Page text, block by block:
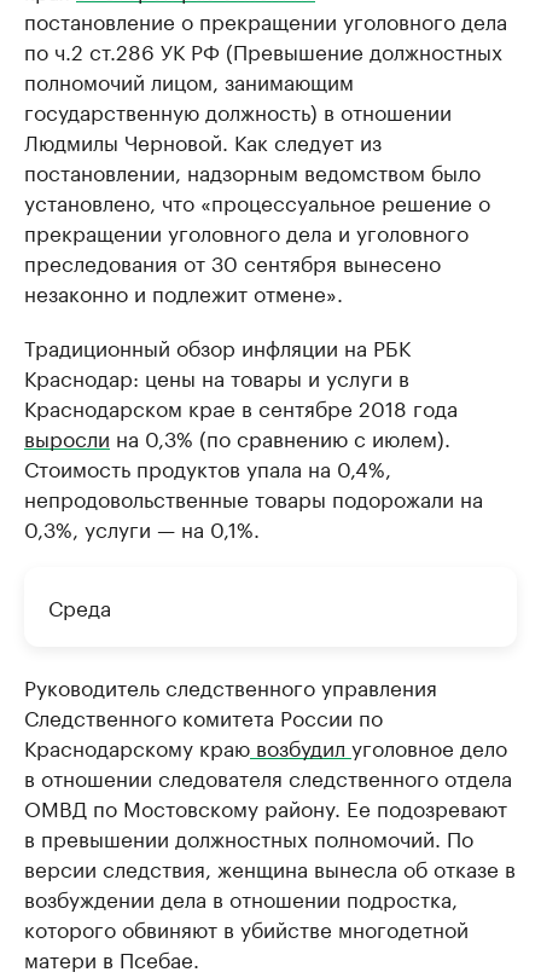
постановление о прекращении уголовного дела
по ч.2 ст.286 УК РФ (Превышение должностных
полномочий лицом, занимающим
государственную должность) в отношении
Людмилы Черновой. Как следует из
постановлении, надзорным ведомством было
установлено, что «процессуальное решение о
прекращении уголовного дела и уголовного
преследования от 30 сентября вынесено
незаконно и подлежит отмене».
Традиционный обзор инфляции на РБК
Краснодар: цены на товары и услуги в
Краснодарском крае в сентябре 2018 года
выросли на 0,3% (по сравнению с июлем).
Стоимость продуктов упала на 0,4%,
непродовольственные товары подорожали на
0,3%, услуги — на 0,1%.
Среда
Руководитель следственного управления
Следственного комитета России по
Краснодарскому краю возбудил уголовное дело
в отношении следователя следственного отдела
ОМВД по Мостовскому району. Ее подозревают
в превышении должностных полномочий. По
версии следствия, женщина вынесла об отказе в
возбуждении дела в отношении подростка,
которого обвиняют в убийстве многодетной
матери в Псебае.